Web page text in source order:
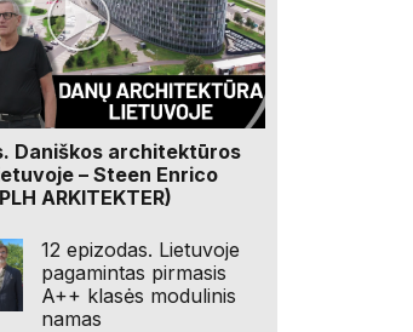
Daniškos architektūros
– Steen Enrico
ARKITEKTER)
12 epizodas. Lietuvoje
pagamintas pirmasis
A++ klasės modulinis
namas